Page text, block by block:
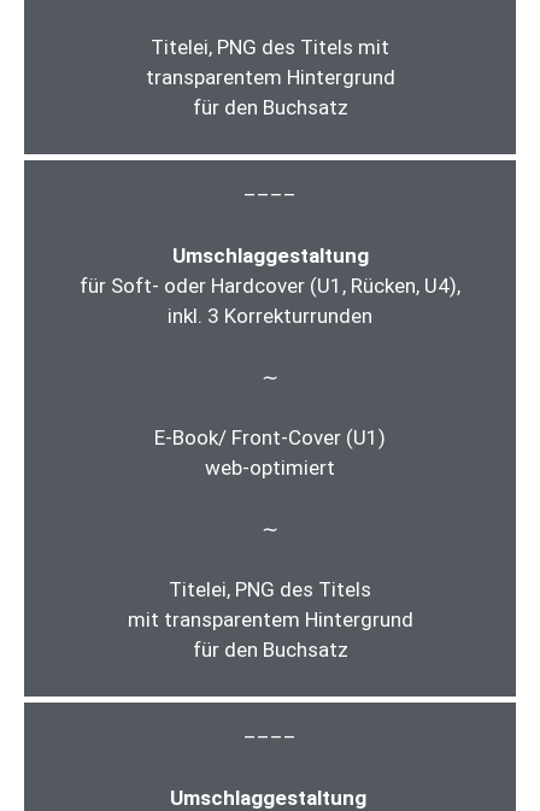
Titelei, PNG des Titels mit
transparentem Hintergrund
für den Buchsatz
––––
Umschlaggestaltung
für Soft- oder Hardcover (U1, Rücken, U4),
inkl. 3 Korrekturrunden
∼
E-Book/ Front-Cover (U1)
web-optimiert
∼
Titelei, PNG des Titels
mit transparentem Hintergrund
für den Buchsatz
––––
Umschlaggestaltung